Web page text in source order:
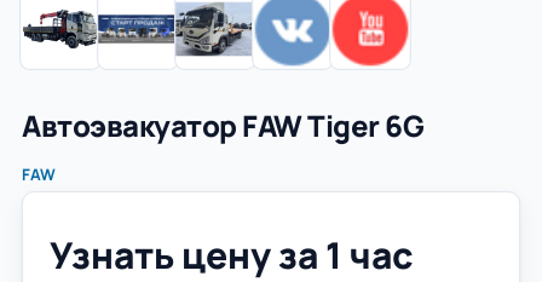
Автоэвакуатор FAW Tiger 6G
FAW
Узнать цену за 1 час